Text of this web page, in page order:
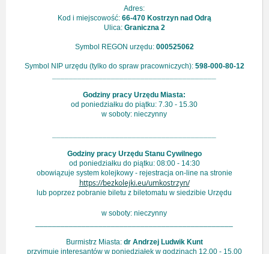
Adres:
Kod i miejscowość: 66-470 Kostrzyn nad Odrą
Ulica: Graniczna 2
Symbol REGON urzędu: 000525062
Symbol NIP urzędu (tylko do spraw pracowniczych): 598-000-80-12
Godziny pracy Urzędu Miasta:
od poniedziałku do piątku: 7.30 - 15.30
w soboty: nieczynny
Godziny pracy Urzędu Stanu Cywilnego
od poniedziałku do piątku: 08:00 - 14:30
obowiązuje system kolejkowy - rejestracja on-line na stronie
https://bezkolejki.eu/umkostrzyn/
lub poprzez pobranie biletu z biletomatu w siedzibie Urzędu
w soboty: nieczynny
Burmistrz Miasta: dr Andrzej Ludwik Kunt
przyjmuje interesantów w poniedziałek w godzinach 12.00 - 15.00